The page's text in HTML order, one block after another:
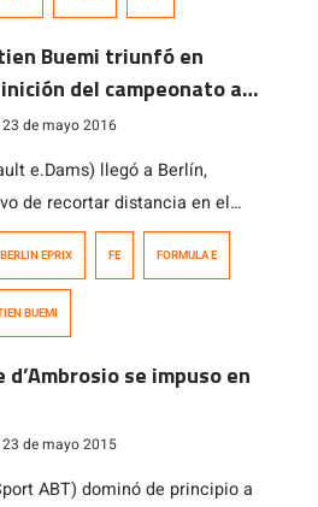
3 filas de asientos y que
Santa Fe, Kia Sorento, Nissan
Buemi triunfó en
del campeonato al
23 de mayo 2016
e.Dams) llegó a Berlín,
de recortar distancia en el
Lucas di Grassi (ABT
lo cumplió, porque el suizo
con Jean-Éric Vergne (DS
pole position, […]
BERLIN EPRIX FE FORMULA E
BUEMI
se impuso en
23 de mayo 2015
ABT) dominó de principio a